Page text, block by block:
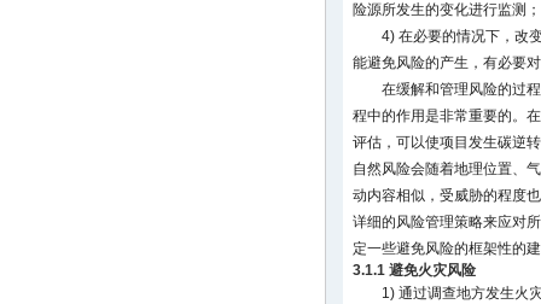
险源所发生的变化进行监测；
4) 在必要的情况下，改
能避免风险的产生，有必要
在缓解和管理风险的过
程中的作用是非常重要的。
评估，可以使项目发生碳逆
自然风险会随着地理位置、
动内容相似，受威胁的程度
详细的风险管理策略来应对
定一些避免风险的框架性的
3.1.1 避免火灾风险
1) 通过调查地方发生火